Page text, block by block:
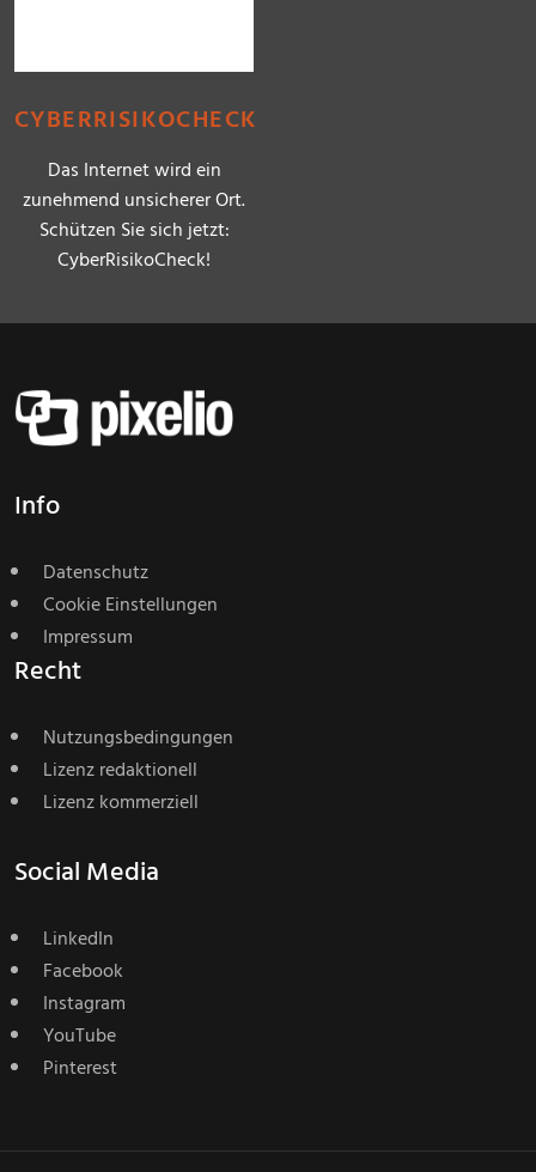
CYBERRISIKOCHECK
Das Internet wird ein
zunehmend unsicherer Ort.
Schützen Sie sich jetzt:
CyberRisikoCheck!
Info
Datenschutz
Cookie Einstellungen
Impressum
Recht
Nutzungsbedingungen
Lizenz redaktionell
Lizenz kommerziell
Social Media
LinkedIn
Facebook
Instagram
YouTube
Pinterest